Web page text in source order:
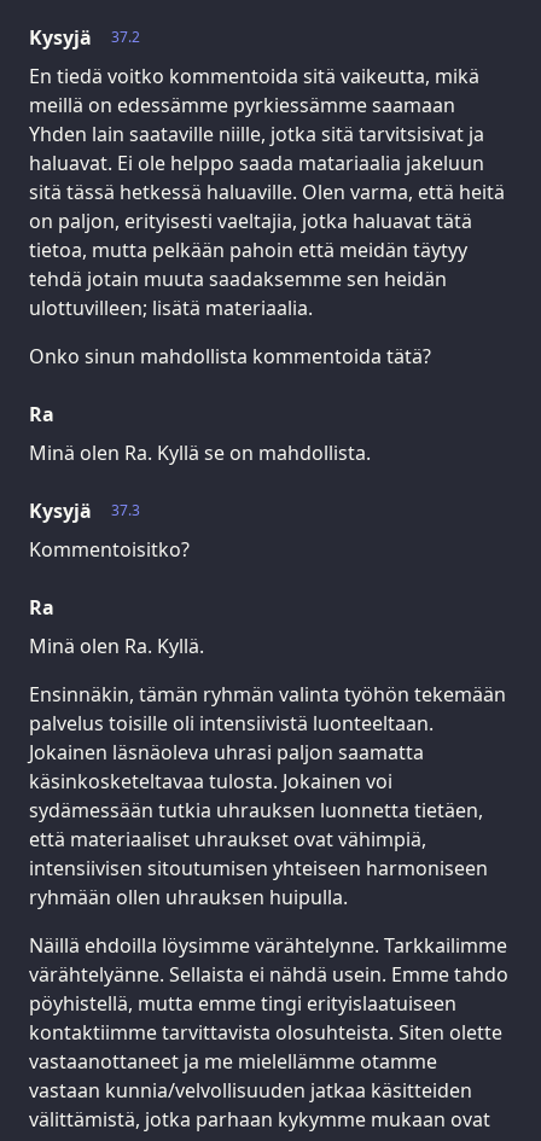
37.2
Kysyjä
En tiedä voitko kommentoida sitä vaikeutta, mikä
meillä on edessämme pyrkiessämme saamaan
Yhden lain saataville niille, jotka sitä tarvitsisivat ja
haluavat. Ei ole helppo saada matariaalia jakeluun
sitä tässä hetkessä haluaville. Olen varma, että heitä
on paljon, erityisesti vaeltajia, jotka haluavat tätä
tietoa, mutta pelkään pahoin että meidän täytyy
tehdä jotain muuta saadaksemme sen heidän
ulottuvilleen; lisätä materiaalia.
Onko sinun mahdollista kommentoida tätä?
Ra
Minä olen Ra. Kyllä se on mahdollista.
37.3
Kysyjä
Kommentoisitko?
Ra
Minä olen Ra. Kyllä.
Ensinnäkin, tämän ryhmän valinta työhön tekemään
palvelus toisille oli intensiivistä luonteeltaan.
Jokainen läsnäoleva uhrasi paljon saamatta
käsinkosketeltavaa tulosta. Jokainen voi
sydämessään tutkia uhrauksen luonnetta tietäen,
että materiaaliset uhraukset ovat vähimpiä,
intensiivisen sitoutumisen yhteiseen harmoniseen
ryhmään ollen uhrauksen huipulla.
Näillä ehdoilla löysimme värähtelynne. Tarkkailimme
värähtelyänne. Sellaista ei nähdä usein. Emme tahdo
pöyhistellä, mutta emme tingi erityislaatuiseen
kontaktiimme tarvittavista olosuhteista. Siten olette
vastaanottaneet ja me mielellämme otamme
vastaan kunnia/velvollisuuden jatkaa käsitteiden
välittämistä, jotka parhaan kykymme mukaan ovat